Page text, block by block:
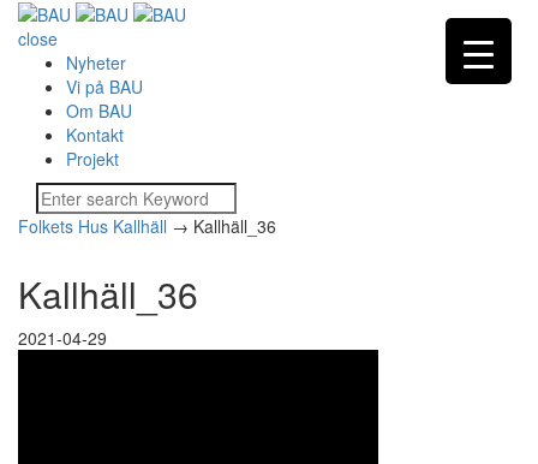
close
Nyheter
Vi på BAU
Om BAU
Kontakt
Projekt
Folkets Hus Kallhäll → Kallhäll_36
Kallhäll_36
2021-04-29